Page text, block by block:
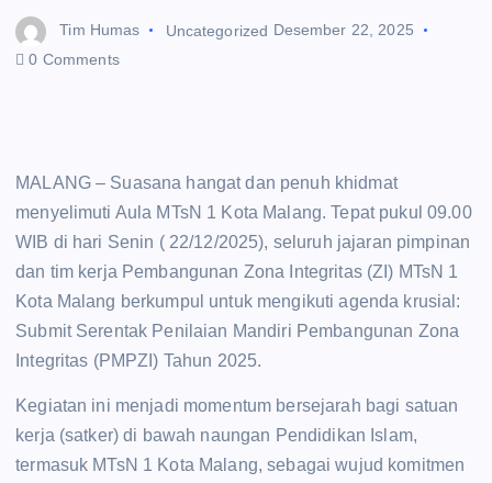
Tim Humas Uncategorized Desember 22, 2025
0 Comments
MALANG – Suasana hangat dan penuh khidmat
menyelimuti Aula MTsN 1 Kota Malang. Tepat pukul 09.00
WIB di hari Senin ( 22/12/2025), seluruh jajaran pimpinan
dan tim kerja Pembangunan Zona Integritas (ZI) MTsN 1
Kota Malang berkumpul untuk mengikuti agenda krusial:
Submit Serentak Penilaian Mandiri Pembangunan Zona
Integritas (PMPZI) Tahun 2025.
Kegiatan ini menjadi momentum bersejarah bagi satuan
kerja (satker) di bawah naungan Pendidikan Islam,
termasuk MTsN 1 Kota Malang, sebagai wujud komitmen